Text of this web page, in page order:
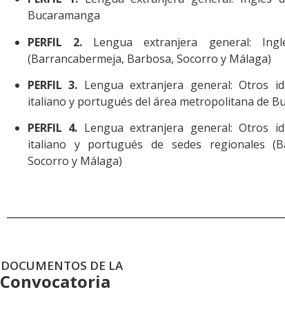
Bucaramanga
PERFIL 2. Lengua extranjera general:
(Barrancabermeja, Barbosa, Socorro y Málaga)
PERFIL 3. Lengua extranjera general: Otros
italiano y portugués del área metropolitana de
PERFIL 4. Lengua extranjera general: Otros
italiano y portugués de sedes regionales
Socorro y Málaga)
DOCUMENTOS DE LA
Convocatoria